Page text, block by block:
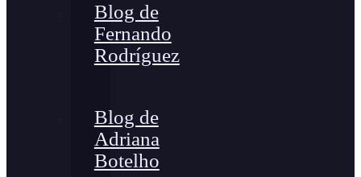
Blog de
Fernando
Rodríguez
Blog de
Adriana
Botelho